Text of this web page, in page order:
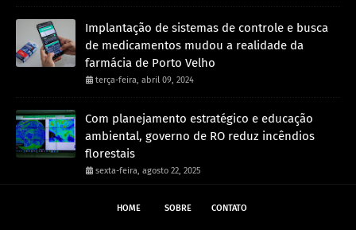
Implantação de sistemas de controle e busca
de medicamentos mudou a realidade da
farmácia de Porto Velho
terça-feira, abril 09, 2024
Com planejamento estratégico e educação
ambiental, governo de RO reduz incêndios
florestais
sexta-feira, agosto 22, 2025
HOME SOBRE CONTATO